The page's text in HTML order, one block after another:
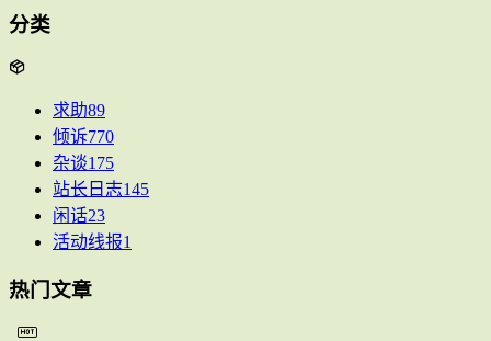
分类
求助89
倾诉770
杂谈175
站长日志145
闲话23
活动线报1
热门文章